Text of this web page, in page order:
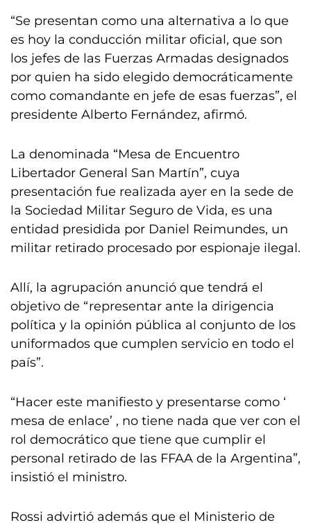
“Se presentan como una alternativa a lo que
es hoy la conducción militar oficial, que son
los jefes de las Fuerzas Armadas designados
por quien ha sido elegido democráticamente
como comandante en jefe de esas fuerzas”, el
presidente Alberto Fernández, afirmó.
La denominada “Mesa de Encuentro
Libertador General San Martín”, cuya
presentación fue realizada ayer en la sede de
la Sociedad Militar Seguro de Vida, es una
entidad presidida por Daniel Reimundes, un
militar retirado procesado por espionaje ilegal.
Allí, la agrupación anunció que tendrá el
objetivo de “representar ante la dirigencia
política y la opinión pública al conjunto de los
uniformados que cumplen servicio en todo el
país”.
“Hacer este manifiesto y presentarse como ‘
mesa de enlace’ , no tiene nada que ver con el
rol democrático que tiene que cumplir el
personal retirado de las FFAA de la Argentina”,
insistió el ministro.
Rossi advirtió además que el Ministerio de